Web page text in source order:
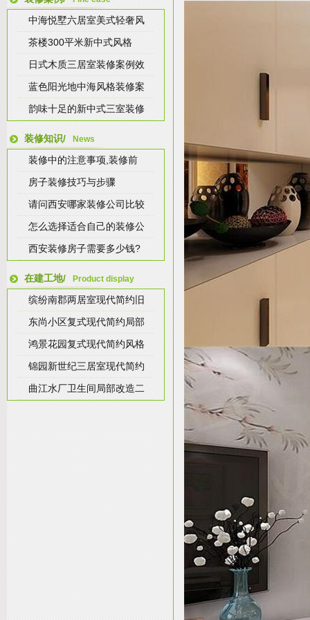
中海悦墅六居室美式轻奢风
茶楼300平米新中式风格
日式木质三居室装修案例效
蓝色阳光地中海风格装修案
韵味十足的新中式三室装修
装修知识/ News
装修中的注意事项,装修前
房子装修技巧与步骤
请问西安哪家装修公司比较
怎么选择适合自己的装修公
西安装修房子需要多少钱?
在建工地/ Product display
缤纷南郡两居室现代简约旧
东尚小区复式现代简约局部
鸿景花园复式现代简约风格
锦园新世纪三居室现代简约
曲江水厂卫生间局部改造二